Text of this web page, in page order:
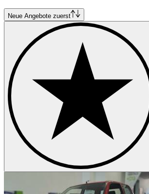
Neue Angebote zuerst